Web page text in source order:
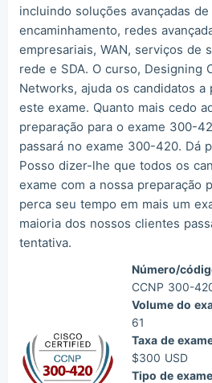
incluindo soluções avançadas
encaminhamento, redes
empresariais, WAN, serviços de
rede e SDA. O curso, Designing
Networks, ajuda os candidatos a
este exame. Quanto mais cedo
preparação para o exame 300-
passará no exame 300-420. Dá
Posso dizer-lhe que todos os
exame com a nossa preparação
perca seu tempo em mais um
maioria dos nossos clientes
tentativa.
Número/
CCNP 300-
Volume do
61
Taxa de
$300 USD
Tipo de